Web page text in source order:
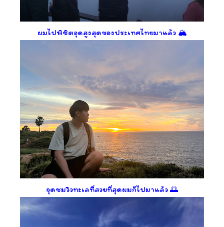
ผมไปพิชิตจุดสูงสุดของประเทศไทยมาแล้ว 🏔️
จุดชมวิวทะเลที่สวยที่สุดผมก็ไปมาแล้ว 🌅